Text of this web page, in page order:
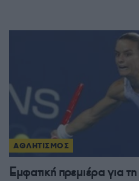
ΑΘΛΗΤΙΣΜΟΣ
Εμφατική πρεμιέρα για